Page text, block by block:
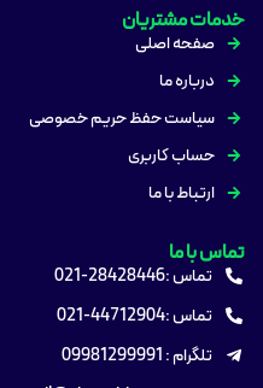
خدمات مشتریان
صفحه اصلی
درباره ما
سیاست حفظ حریم خصوصی
حساب کاربری
ارتباط با ما
تماس با ما
تماس :28428446-021
تماس :44712904-021
تلگرام : 09981299991